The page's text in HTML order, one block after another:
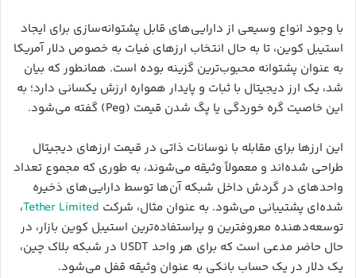
با وجود انواع وسیعی از دارایی‌های قابل پشتوانه‌سازی برای ایجاد
استیبل کوین، تا به حال انتخاب ارزهای فیات به خصوص دلار آمریکا
به عنوان پشتوانه محبوب‌ترین گزینه بوده است. همانطور که بیان
شد، یک ارز دیجیتال با ثبات و پایدار همواره ارزش یکسانی دارد؛ به
این خاصیت گره خوردگی یا پگ شدن قیمت (Peg) گفته می‌شود.
این ارزها برای مقابله با نوسانات ذاتی در قیمت ارزهای دیجیتال
طراحی شده‌اند و معمولاً وثیقه می‌شوند، به طوری که مجموع تعداد
واحدهای در گردش داخل شبکه آن‌ها توسط دارایی‌های ذخیره
شده‌ای پشتیبانی می‌شود. به عنوان مثال، شرکت Tether Limited،
توسعه‌دهنده معروفترین و پراستفاده‌ترین استیبل کوین بازار، در
حال حاضر مدعی است که برای هر واحد USDT در شبکه بلاک چین،
یک دلار در یک حساب بانکی به عنوان وثیقه قفل می‌شود.